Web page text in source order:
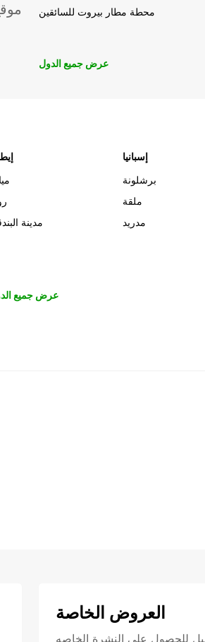
محطة مطار بيروت للسائقين
عرض جميع الدول
مدينة
إسبانيا
برشلونة
ملقة
مدريد
عرض جميع
العروض الخاصة
للحصول علي النشرة الخاصه